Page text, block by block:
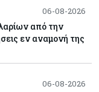
06-08-2026
από την
εν αναμονή της
06-08-2026